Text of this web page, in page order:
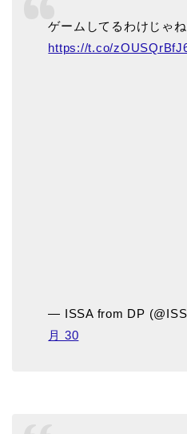
ゲームしてるわけじゃ
https://t.co/
— ISSA from DP
月 30